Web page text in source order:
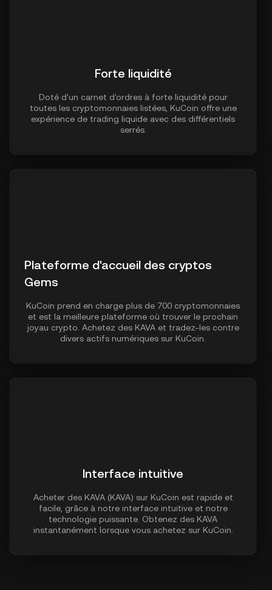
Forte liquidité
Doté d'un carnet d'ordres à forte liquidité pour
toutes les cryptomonnaies listées, KuCoin offre une
expérience de trading liquide avec des différentiels
serrés.
Plateforme d'accueil des cryptos
Gems
KuCoin prend en charge plus de 700 cryptomonnaies
et est la meilleure plateforme où trouver le prochain
joyau crypto. Achetez des KAVA et tradez-les contre
divers actifs numériques sur KuCoin.
Interface intuitive
Acheter des KAVA (KAVA) sur KuCoin est rapide et
facile, grâce à notre interface intuitive et notre
technologie puissante. Obtenez des KAVA
instantanément lorsque vous achetez sur KuCoin.